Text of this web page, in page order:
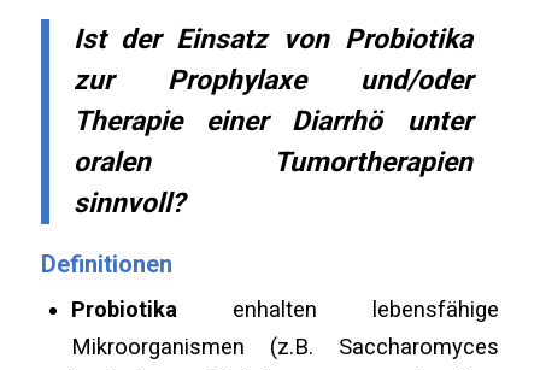
Ist der Einsatz von Probiotika
zur Prophylaxe und/oder
Therapie einer Diarrhö unter
oralen Tumortherapien
sinnvoll?
Definitionen
Probiotikaenhalten lebensfähige
Mikroorganismen (z.B. Saccharomyces